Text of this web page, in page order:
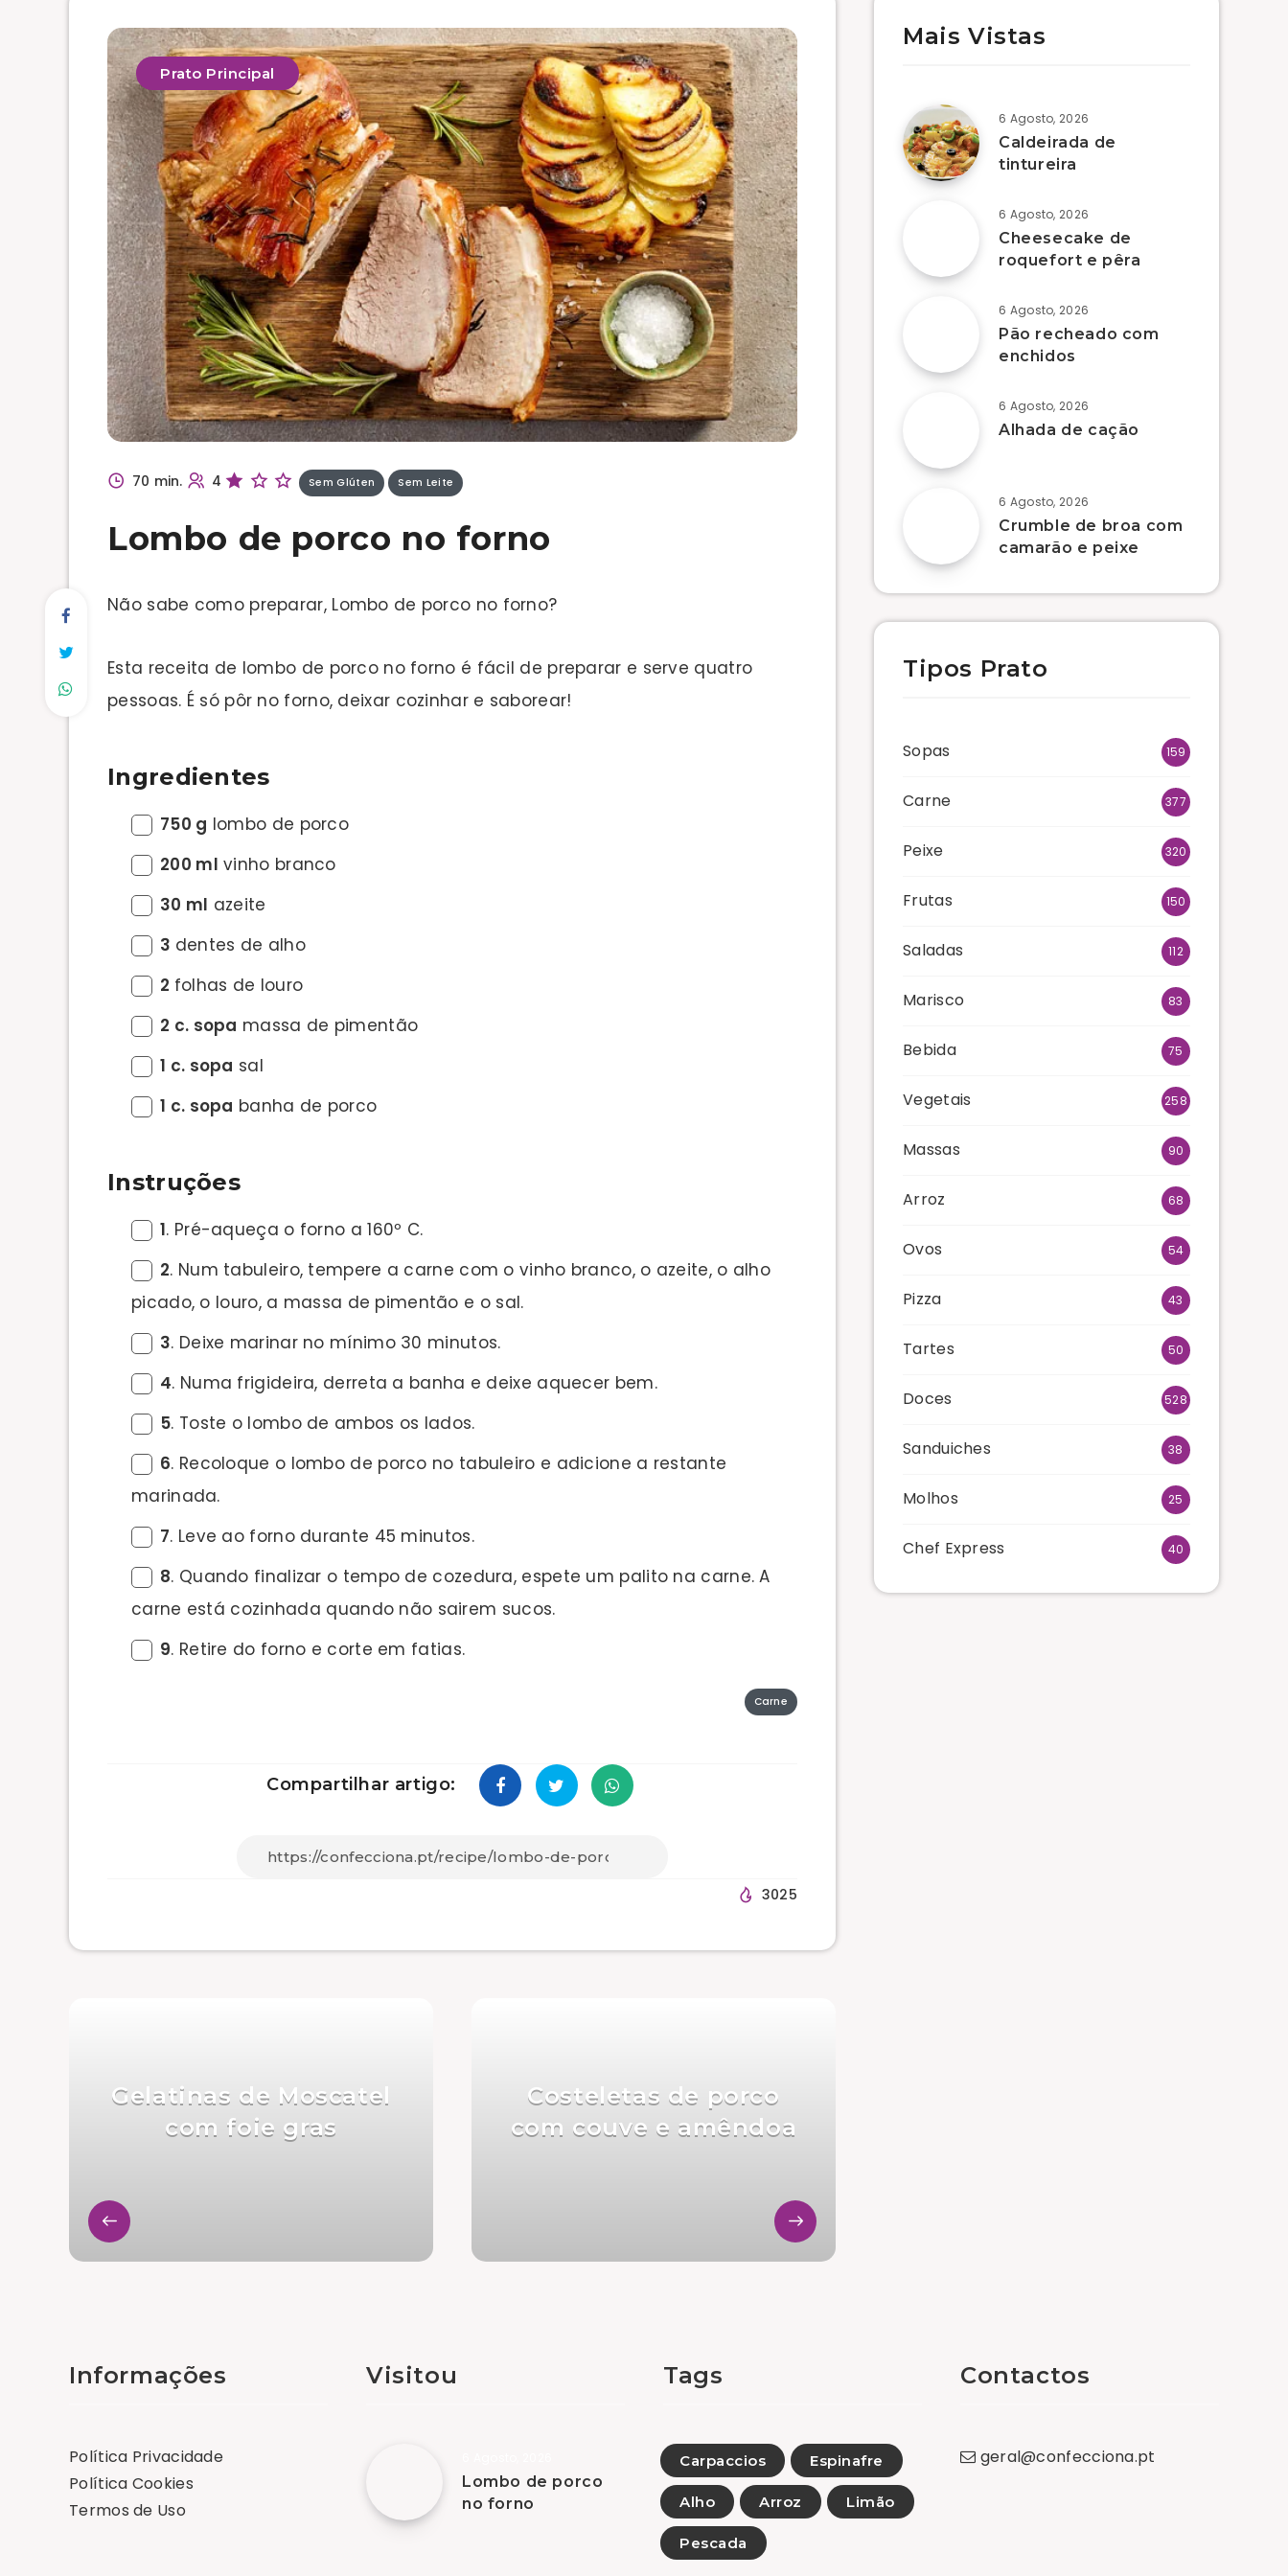
Prato Principal
70 min. 4 Sem Glúten Sem Leite
Lombo de porco no forno
Não sabe como preparar, Lombo de porco no forno?
Esta receita de lombo de porco no forno é fácil de preparar e serve quatro
pessoas. É só pôr no forno, deixar cozinhar e saborear!
Ingredientes
750 g lombo de porco
200 ml vinho branco
30 ml azeite
3 dentes de alho
2 folhas de louro
2 c. sopa massa de pimentão
1 c. sopa sal
1 c. sopa banha de porco
Instruções
1. Pré-aqueça o forno a 160º C.
2. Num tabuleiro, tempere a carne com o vinho branco, o azeite, o alho
picado, o louro, a massa de pimentão e o sal.
3. Deixe marinar no mínimo 30 minutos.
4. Numa frigideira, derreta a banha e deixe aquecer bem.
5. Toste o lombo de ambos os lados.
6. Recoloque o lombo de porco no tabuleiro e adicione a restante
marinada.
7. Leve ao forno durante 45 minutos.
8. Quando finalizar o tempo de cozedura, espete um palito na carne. A
carne está cozinhada quando não sairem sucos.
9. Retire do forno e corte em fatias.
Carne
Compartilhar artigo:
3025
Costeletas de porco
com couve e amêndoa
Gelatinas de Moscatel
com foie gras
Mais Vistas
6 Agosto, 2026
Caldeirada de
tintureira
6 Agosto, 2026
Cheesecake de
roquefort e pêra
6 Agosto, 2026
Pão recheado com
enchidos
6 Agosto, 2026
Alhada de cação
6 Agosto, 2026
Crumble de broa com
camarão e peixe
Tipos Prato
Sopas 159
Carne 377
Peixe 320
Frutas 150
Saladas 112
Marisco 83
Bebida 75
Vegetais 258
Massas 90
Arroz 68
Ovos 54
Pizza 43
Tartes 50
Doces 528
Sanduiches 38
Molhos 25
Chef Express 40
Informações
Política Privacidade
Política Cookies
Termos de Uso
Visitou
Lombo de porco
no forno
Tags
Carpaccios Espinafre
Alho Arroz Limão
Pescada
Contactos
geral@confecciona.pt